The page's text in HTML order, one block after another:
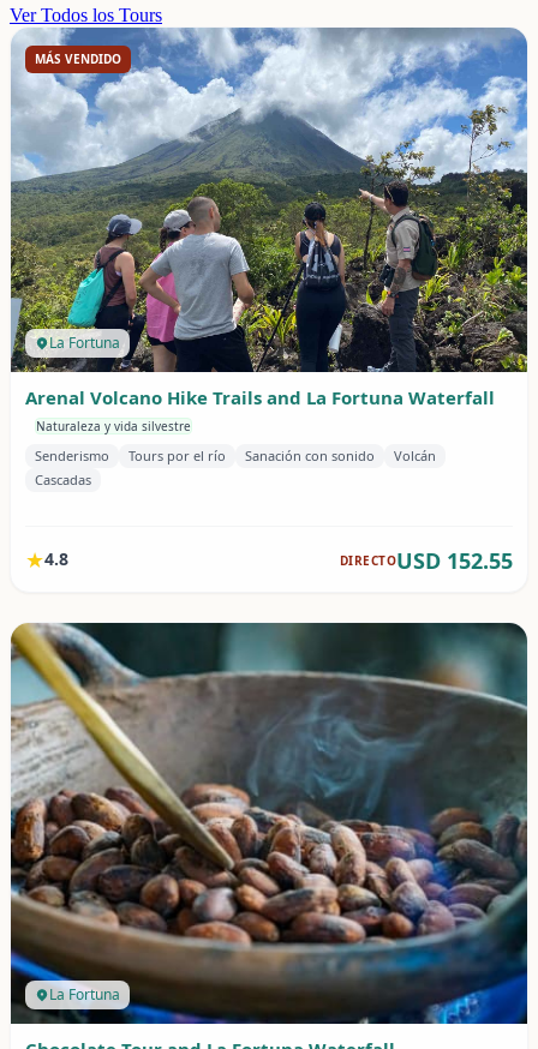
Ver Todos los Tours